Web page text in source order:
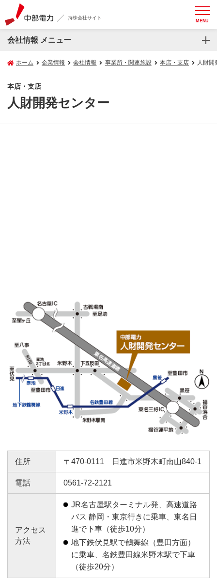
持株会社サイト MENU
会社情報 メニュー
ホーム 企業情報 会社情報 事業所・関連施設 本店・支店 人財開
本店・支店
人財開発センター
住所 〒470-0111 日進市米野木町南山840-1
電話 0561-72-2121
アクセス
方法
JR名古屋駅ターミナル発、高速道路
バス 静岡・東京行きに乗車、東名日
進で下車（徒歩10分）
地下鉄伏見駅で鶴舞線（豊田方面）
に乗車、名鉄豊田線米野木駅で下車
（徒歩20分）